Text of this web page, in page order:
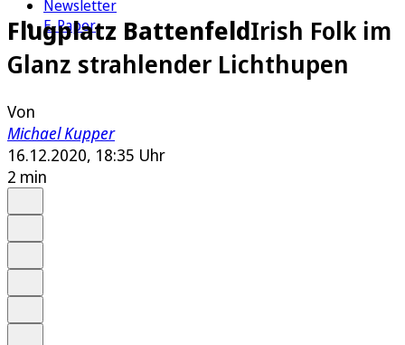
Newsletter
E-Paper
Flugplatz BattenfeldIrish Folk im
Glanz strahlender Lichthupen
Von
Michael Kupper
16.12.2020, 18:35 Uhr
2 min